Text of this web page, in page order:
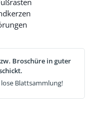
Broschüre in guter
Blattsammlung!